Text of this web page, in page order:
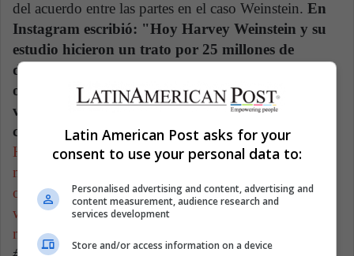
del acuerdo entre las partes en el caso Weinstein. En
Instagram escribió: "Hoy Harvey Weinstein y su
estudio hicieron un trato por 25 millones de
dólares con sus víctimas. Weinstein, acusado por
ofensas que van desde el acoso sexual hasta la
violación, no deberá admitir ninguna mala
conducta ni pagar de su propio dinero" [Today
Harvey Weinstein and his former studio made a $25
million deal with his victims. Weinstein, accused of
offenses ranging from sexual harassment to rape,
won't have to admit wrongdoing or pay his own
money]
Latin American Post asks for your
consent to use your personal data to:
Personalised advertising and content, advertising and
content measurement, audience research and
services development
Store and/or access information on a device